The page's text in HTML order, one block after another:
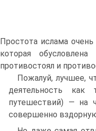
Простота ислама очень
которая
противостоял и
Пожалуй, лучшее,
деятельность как
путешествий) — на
совершенно